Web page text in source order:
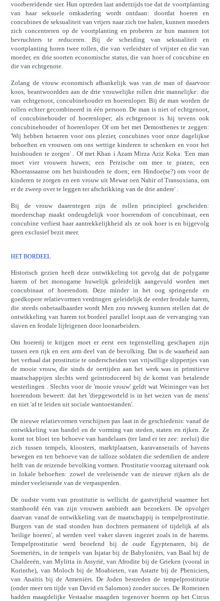
voorbereidende sier. Hun optreden laat anderzijds toe dat de voortplanting
van haar seksuele omkadering wordt ontdaan: doordat hoeren en
concubines de seksualiteit van vrijers naar zich toe halen, kunnen moeders
zich concentreren op de voortplanting en proberen ze hun mannen tot
bevruchters te reduceren. Bij de scheiding van seksualiteit en
voortplanting horen twee rollen, die van verleidster of vrijster en die van
moeder, en drie soorten economische status, die van hoer of concubine en
die van echtgenote.
Zolang de vrouw economisch afhankelijk was van de man of daarvoor
koos, beantwoordden aan de drie vrouwelijke rollen drie mannelijke: die
van echtgenoot, concubinehouder en hoerenloper. Bij de man worden de
rollen echter gecombineerd in één persoon. De man is niet of echtgenoot,
of concubinehouder of hoerenloper; als echtgenoot is hij tevens ook
concubinehouder of hoerenloper. Of om het met Demosthenes te zeggen:
'Wij hebben hetaeren voor ons plezier, concubines voor onze dagelijkse
behoeften en vrouwen om ons wettige kinderen te schenken en voor het
huishouden te zorgen' . Of met Khan i Azam Mirza Aziz Koka: 'Een man
moet vier vrouwen huwen; een Perzische om mee te praten; een
Khoerassaanse om het huishouden te doen; een Hindoe(se?) om voor de
kinderen te zorgen en een vrouw uit Mewar oen Nahir of Transoxiana, om
er de zweep over te leggen ter afschrikking van de drie andere' .
Bij de vrouw daarentegen zijn de rollen principieel gescheiden:
moederschap maakt ondeugdelijk voor hoerendom of concubinaat, een
concubine verliest haar aantrekkelijkheid als ze ook hoer is en bijgevolg
geen exclusief bezit meer.
HET BORDEEL
Historisch gezien heeft deze ontwikkeling tot gevolg dat de polygame
harem of het monogame huwelijk geleidelijk aangevuld worden met
concubinaat of hoerendom. Deze minder in het oog springende en
goedkopere relatievormen verdringen geleidelijk de eerder feodale harem,
die steeds onbetaalbaarder wordt Men zou ruwweg kunnen stellen dat de
ontwikkeling van harem tot bordeel parallel loopt aan de vervanging van
slaven en feodale lijfeigenen door loonarbeiders.
Om hoererij te krijgen moet er eerst een tegenstelling geschapen zijn
tussen een rijk en een arm deel van de bevolking. Dat is de waarheid aan
het verhaal dat prostitutie te onderscheiden van vrijwillige slippertjes van
de mooie vrouw, die sinds de oertijden aan het werk was in primitieve
maatschappijen slechts werd geïntroduceerd bij de komst van betalende
westerlingen . Slechts voor de 'mooie vrouw' geldt wat Weininger van het
hoerendom beweert: dat het 'diepgeworteld is in het wezen van de mens'
en niet 'af te leiden uit sociale wantoestanden'.
De nieuwe relatievormen verschijnen pas laat in de geschiedenis: vanaf de
ontwikkeling van handel en de vorming van steden, staten en rijken. Ze
komt tot bloei ten behoeve van handelaars (ter land er ter zee: zeelui) die
zich tussen tempels, kloosters, marktplaatsen, karavanserails of havens
bewegen en ten behoeve van de talloze soldaten die sedertdien de andere
helft van de reizende bevolking vormen. Prostitutie voorzag uiteraard ook
in lokale behoeften: zowel de veeleisende van de nieuwe rijken als de
minder veeleisende van de verpauperden.
De oudste vorm van prostitutie is wellicht de gastvrijheid waarmee het
stamhoofd één van zijn vrouwen aanbiedt aan bezoekers. De opvolger
daarvan vanaf de ontwikkeling van de maatschappij is tempelprostitutie.
Burgers van de stad stonden hun dochters permanent of tijdelijk af als
'heilige hoeren', al werden veel vaker slaven ingezet zoals in de harems.
Tempelprostitutie werd beoefend bij de oude Egyptenaren, bij de
Soemeriërs, in de tempels van Isjatar bij de Babyloniërs, van Baal bij de
Chaldeeën, van Mylitta in Assyrië, van Afrodite bij de Grieken (vooral in
Korinthe), van Moloch bij de Moabieten, van Astarte bij de Pheniciers,
van Anaïtis bij de Armeniërs. De Joden bestreden de tempelprostitutie
(onder meer ten tijde van David en Salomon) zonder succes. De Romeinen
hadden maagdelijke Vestaalse maagden tegenover hoeren op het Circus